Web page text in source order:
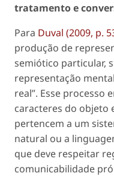
tratamento e
Para Duval (2009, p.
produção de
semiótico particular,
representação
real”. Esse processo
caracteres do objeto
pertencem a um
natural ou a
que deve respeitar
comunicabilidade